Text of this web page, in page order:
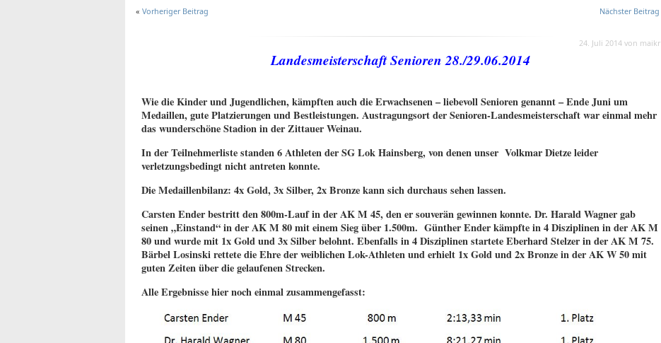
« Vorheriger Beitrag Nächster Beitrag
24. Juli 2014 von maikr
Landesmeisterschaft Senioren 28./29.06.2014
Wie die Kinder und Jugendlichen, kämpften auch die Erwachsenen – liebevoll Senioren genannt – Ende Juni um
Medaillen, gute Platzierungen und Bestleistungen. Austragungsort der Senioren-Landesmeisterschaft war einmal mehr
das wunderschöne Stadion in der Zittauer Weinau.
In der Teilnehmerliste standen 6 Athleten der SG Lok Hainsberg, von denen unser Volkmar Dietze leider
verletzungsbedingt nicht antreten konnte.
Die Medaillenbilanz: 4x Gold, 3x Silber, 2x Bronze kann sich durchaus sehen lassen.
Carsten Ender bestritt den 800m-Lauf in der AK M 45, den er souverän gewinnen konnte. Dr. Harald Wagner gab
seinen „Einstand“ in der AK M 80 mit einem Sieg über 1.500m. Günther Ender kämpfte in 4 Disziplinen in der AK M
80 und wurde mit 1x Gold und 3x Silber belohnt. Ebenfalls in 4 Disziplinen startete Eberhard Stelzer in der AK M 75.
Bärbel Losinski rettete die Ehre der weiblichen Lok-Athleten und erhielt 1x Gold und 2x Bronze in der AK W 50 mit
guten Zeiten über die gelaufenen Strecken.
Alle Ergebnisse hier noch einmal zusammengefasst: